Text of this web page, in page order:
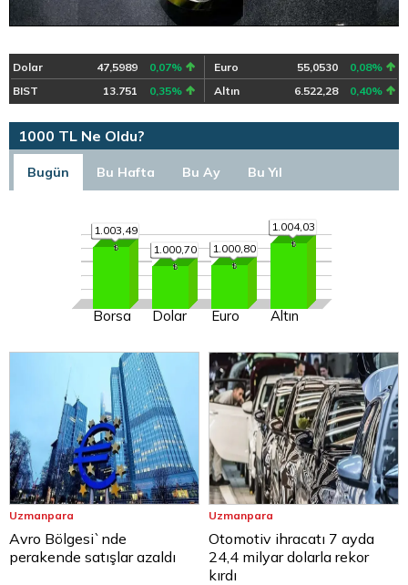
Dolar 47,5989 0,07% Euro 55,0530
0,08%
BIST
13.751 0,35% Altın 6.522,28 0,40%
1000 TL Ne Oldu?
Bugün Bu Hafta Bu Ay Bu Yıl
1.003,49
Borsa
1.000,70
Dolar
1.000,80
Euro
1.004,03
Altın
Uzmanpara
Avro Bölgesi`nde
perakende satışlar azaldı
Uzmanpara
Otomotiv ihracatı 7 ayda
24,4 milyar dolarla rekor
kırdı